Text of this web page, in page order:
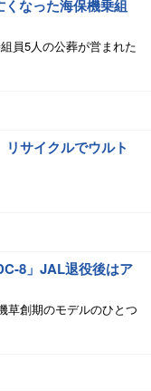
なった海保機乗組
員5人の公葬が営まれた
サイクルでウルト
8」JAL退役後はア
草創期のモデルのひとつ